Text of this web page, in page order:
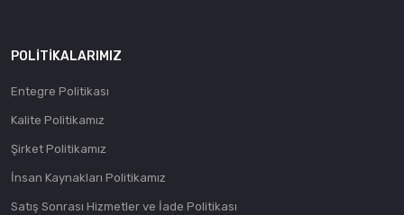
POLITIKALARIMIZ
Entegre Politikası
Kalite Politikamız
Şirket Politikamız
İnsan Kaynakları Politikamız
Satış Sonrası Hizmetler ve İade Politikası